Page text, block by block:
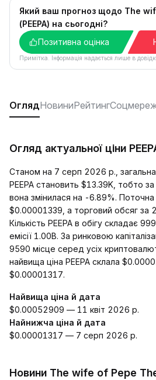
Який ваш прогноз щодо The
(PEEPA) на сьогодні?
Позитивна оцінка
Примітка. Інформація надається лише в
ОглядНовиниРейтинг
Огляд актуальної ціни
Станом на 7 серп 2026 р., загальна
PEEPA становить $13.39K, тобто
вона змінилася на -6.89%. Поточна
$0.00001339, а торговий обсяг за
Кількість PEEPA в обігу складає
емісії 1.00B. За ринковою
9590 місце серед усіх
найвища ціна PEEPA склала
$0.00001317.
Найвища ціна й дата
$0.00052909 — 11 квіт 2026 р.
Найнижча ціна й дата
$0.00001317 — 7 серп 2026 р.
Новини The wife of Pepe